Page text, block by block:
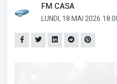
FM CASA
LUNDI, 18 MAI 2026